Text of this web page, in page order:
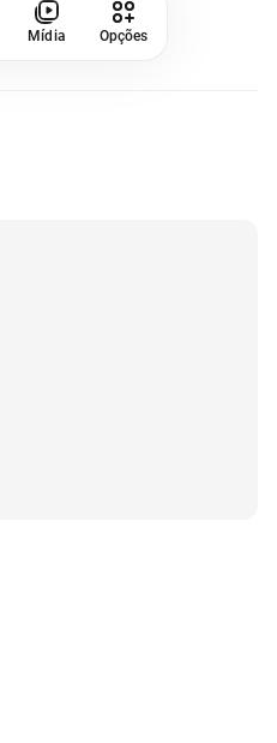
Mídia Opções